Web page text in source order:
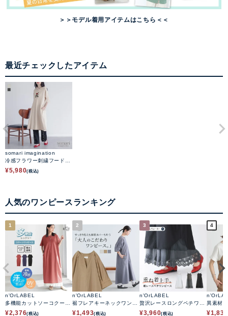
＞＞モデル着用アイテムはこちら＜＜
最近チェックしたアイテム
somari imagination
冷感フラワー刺繍フードワ
ンピース
¥5,980(税込)
人気のワンピースランキング
1
n'OrLABEL
多機能カットソーコクーン
ワンピース
¥2,376(税込)
2
n'OrLABEL
裾フレアキーネックワンピ
ース
¥1,493(税込)
3
n'OrLABEL
贅沢レースロングペチワン
ピース
¥3,960(税込)
4
異素材
ワンピ
¥1,835